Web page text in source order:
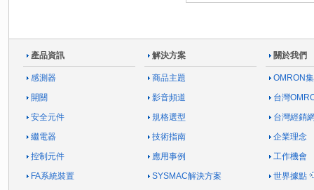
產品資訊
感測器
開關
安全元件
繼電器
控制元件
FA系統裝置
解決方案
商品主題
影音頻道
規格選型
技術指南
應用事例
SYSMAC解決方案
關於我們
OMRON
台灣
台灣經銷
企業理念
工作機會
世界據點